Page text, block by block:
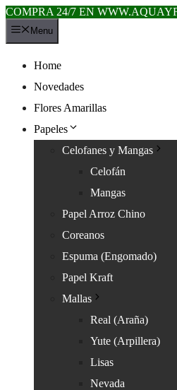
COMPRA 24/7 EN
Saltar
al
Menu
Home
Novedades
Flores Amarillas
Papeles
Celofanes y Mangas
Celofán
Mangas
Papel Arroz Chino
Coreanos
Espuma (Engomado)
Papel Kraft
Mallas
Real (Araña)
Yute (Arpillera)
Lisas
Nevada